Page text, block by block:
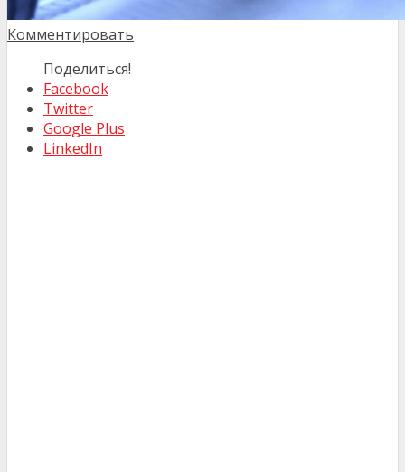
Комментировать
Поделиться!
Facebook
Twitter
Google Plus
LinkedIn